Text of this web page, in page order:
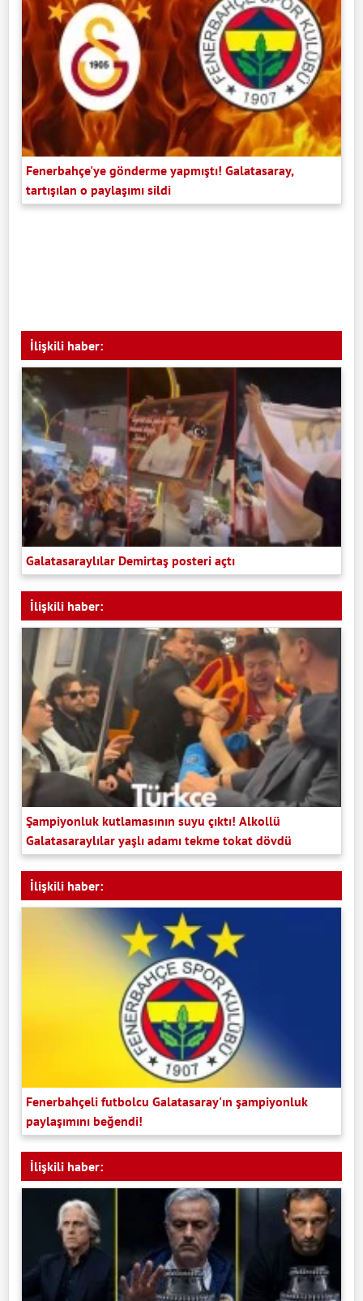
Fenerbahçe'ye gönderme yapmıştı! Galatasaray,
tartışılan o paylaşımı sildi
İlişkili haber:
Galatasaraylılar Demirtaş posteri açtı
İlişkili haber:
Şampiyonluk kutlamasının suyu çıktı! Alkollü
Galatasaraylılar yaşlı adamı tekme tokat dövdü
İlişkili haber:
Fenerbahçeli futbolcu Galatasaray'ın şampiyonluk
paylaşımını beğendi!
İlişkili haber: